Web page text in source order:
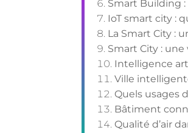
Smart Building
IoT smart city :
La Smart City :
Smart City :
Intelligence
Ville
Quels usages
Bâtiment
Qualité d’air